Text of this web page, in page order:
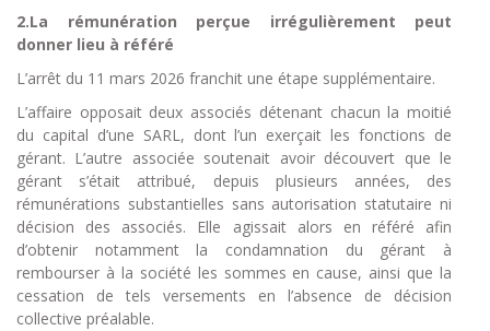
2.La rémunération perçue irrégulièrement peut
donner lieu à référé
L’arrêt du 11 mars 2026 franchit une étape supplémentaire.
L’affaire opposait deux associés détenant chacun la moitié
du capital d’une SARL, dont l’un exerçait les fonctions de
gérant. L’autre associée soutenait avoir découvert que le
gérant s’était attribué, depuis plusieurs années, des
rémunérations substantielles sans autorisation statutaire ni
décision des associés. Elle agissait alors en référé afin
d’obtenir notamment la condamnation du gérant à
rembourser à la société les sommes en cause, ainsi que la
cessation de tels versements en l’absence de décision
collective préalable.